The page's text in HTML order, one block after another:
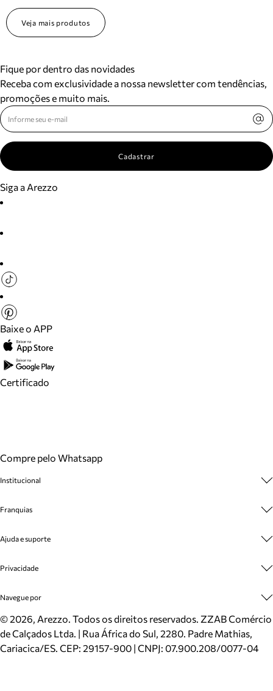
Veja mais produtos
Fique por dentro das novidades
Receba com exclusividade a nossa newsletter com tendências,
promoções e muito mais.
Cadastrar
Siga a Arezzo
Baixe o APP
Certificado
Compre pelo Whatsapp
Institucional
Cashback
Venda Corporativa
Mapa do Site
Inverno
Mundo Arezzo
Franquias
Plano de Negócio
Ajuda e suporte
Cadastro
Meus Pedidos
Trocas e Devoluções
Cartão Presente
Localizador de lojas
Privacidade
Politica e Privacidade
Navegue por
Sapatos
Bolsas
Scarpins
©2026, Arezzo. Todos os direitos reservados. ZZAB Comércio
de Calçados Ltda. | Rua África do Sul, 2280. Padre Mathias,
Cariacica/ES. CEP: 29157-900 | CNPJ: 07.900.208/0077-04